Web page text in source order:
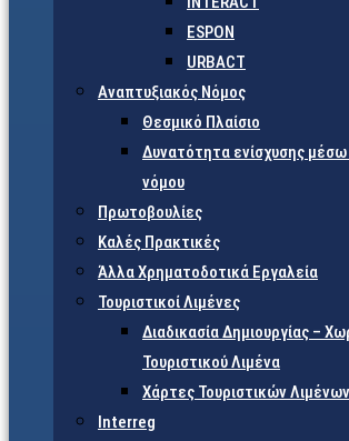
ESPON
URBACT
Αναπτυξιακός Νόμος
Θεσμικό Πλαίσιο
Δυνατότητα ενίσχυσης
νόμου
Πρωτοβουλίες
Καλές Πρακτικές
Άλλα Χρηματοδοτικά Εργαλεία
Τουριστικοί Λιμένες
Διαδικασία Δημιουργίας –
Τουριστικού Λιμένα
Χάρτες Τουριστικών Λιμένων
Interreg